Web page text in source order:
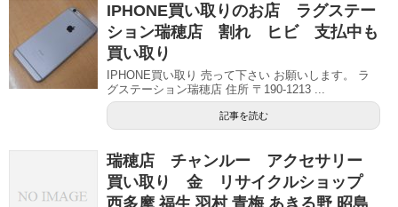
IPHONE買い取りのお店 ラグステー
ション瑞穂店 割れ ヒビ 支払中も
買い取り
IPHONE買い取り 売って下さい お願いします。 ラ
グステーション瑞穂店 住所 〒190-1213 ...
記事を読む
瑞穂店 チャンルー アクセサリー
買い取り 金 リサイクルショップ
西多摩 福生 羽村 青梅 あきる野 昭島